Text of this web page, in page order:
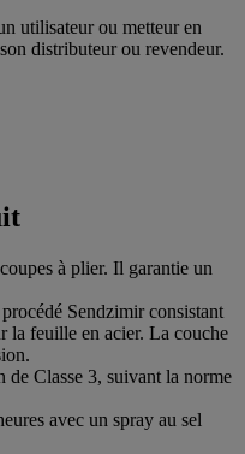
utilisateur ou metteur en
distributeur ou revendeur.
à plier. Il garantie un
Sendzimir consistant
la feuille en acier. La couche
de Classe 3, suivant la norme
avec un spray au sel